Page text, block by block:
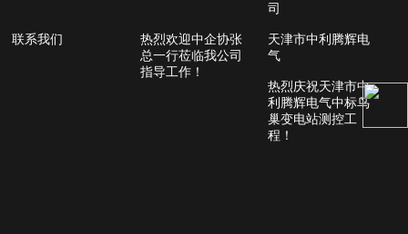
司
联系我们
热烈欢迎中企协张
总一行莅临我公司
指导工作！
天津市中利腾辉电
气
热烈庆祝天津市中
利腾辉电气中标鸟
巢变电站测控工
程！